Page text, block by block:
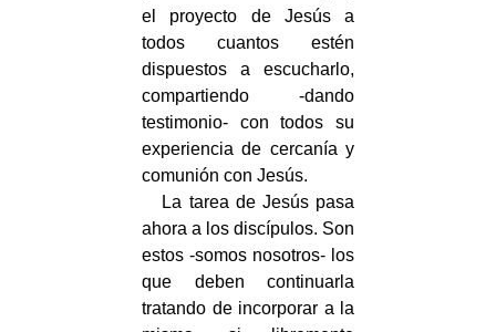
el proyecto de Jesús a
todos cuantos estén
dispuestos a escucharlo,
compartiendo -dando
testimonio- con todos su
experiencia de cercanía y
comunión con Jesús.
La tarea de Jesús pasa
ahora a los discípulos. Son
estos -somos nosotros- los
que deben continuarla
tratando de incorporar a la